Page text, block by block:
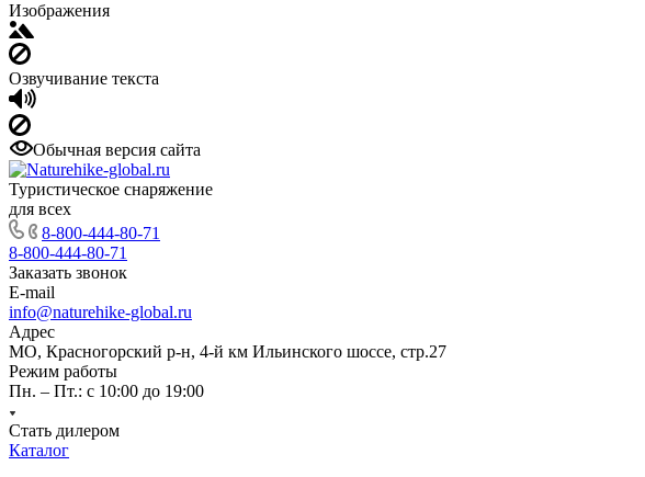
Изображения
Озвучивание текста
Обычная версия сайта
Туристическое снаряжение
для всех
8-800-444-80-71
8-800-444-80-71
Заказать звонок
E-mail
info@naturehike-global.ru
Адрес
МО, Красногорский р-н, 4-й км Ильинского шоссе, стр.27
Режим работы
Пн. – Пт.: с 10:00 до 19:00
Стать дилером
Каталог